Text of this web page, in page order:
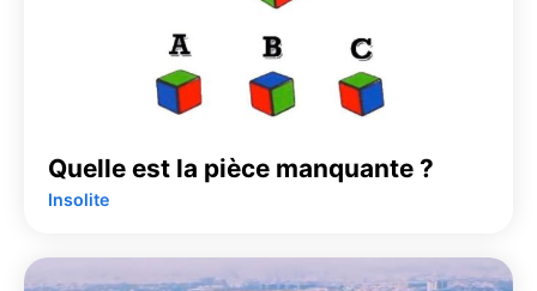
Quelle est la pièce manquante ?
Insolite